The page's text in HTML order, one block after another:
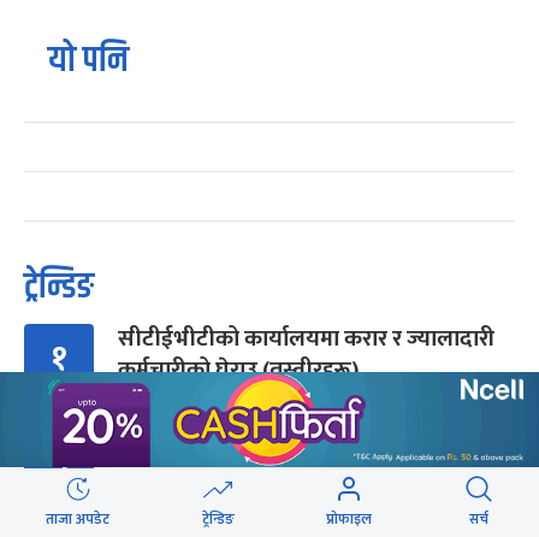
यो पनि
ट्रेन्डिङ
१
सीटीईभीटीको कार्यालयमा करार र ज्यालादारी
कर्मचारीको घेराउ (तस्वीरहरू)
२ प्रधानमन्त्री-रास्वपा : बढ्दैछ छटपटी
ताजा अपडेट ट्रेन्डिङ प्रोफाइल सर्च